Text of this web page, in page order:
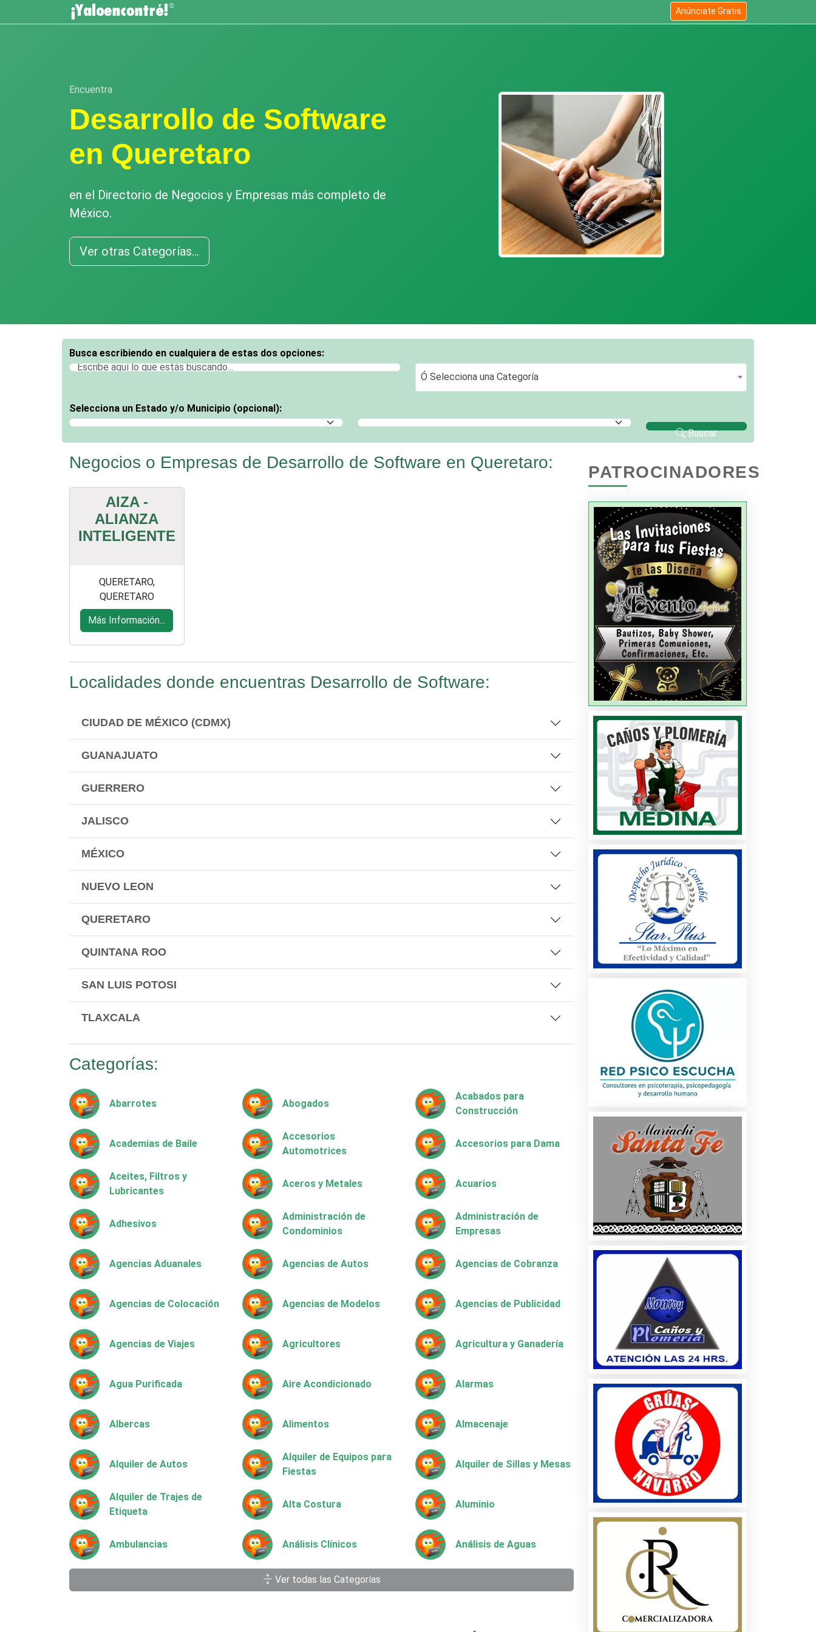
Anúnciate Gratis
Encuentra
Desarrollo de Software
en Queretaro
en el Directorio de Negocios y Empresas más completo de
México.
Ver otras Categorías...
Busca escribiendo en cualquiera de estas dos opciones:
Ó Selecciona una Categoría
Ó Selecciona una Categoría
Selecciona un Estado y/o Municipio (opcional):
Selecciona un Estado
Selecciona un Municipio
Buscar
Negocios o Empresas de Desarrollo de Software en Queretaro:
AIZA -
ALIANZA
INTELIGENTE
QUERETARO,
QUERETARO
Más Información...
Localidades donde encuentras Desarrollo de Software:
CIUDAD DE MÉXICO (CDMX)
GUANAJUATO
GUERRERO
JALISCO
MÉXICO
NUEVO LEON
QUERETARO
QUINTANA ROO
SAN LUIS POTOSI
TLAXCALA
Categorías:
Abarrotes Abogados
Acabados para
Construcción
Academias de Baile
Accesorios
Automotrices
Accesorios para Dama
Aceites, Filtros y
Lubricantes
Aceros y Metales Acuarios
Adhesivos
Administración de
Condominios
Administración de
Empresas
Agencias Aduanales Agencias de Autos Agencias de Cobranza
Agencias de Colocación Agencias de Modelos Agencias de Publicidad
Agencias de Viajes Agricultores Agricultura y Ganadería
Agua Purificada Aire Acondicionado Alarmas
Albercas Alimentos Almacenaje
Alquiler de Autos
Alquiler de Equipos para
Fiestas
Alquiler de Sillas y Mesas
Alquiler de Trajes de
Etiqueta
Alta Costura Aluminio
Ambulancias Análisis Clínicos Análisis de Aguas
Aparatos y Equipos
Eléctricos
Ver todas las Categorías
PATROCINADORES